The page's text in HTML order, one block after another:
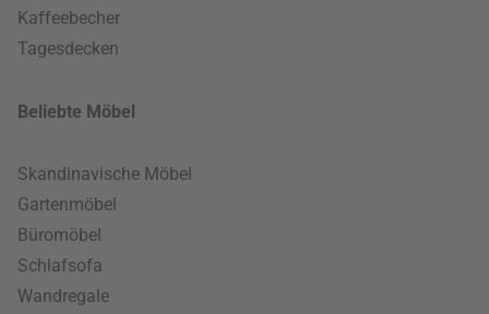
Kaffeebecher
Tagesdecken
Beliebte Möbel
Skandinavische Möbel
Gartenmöbel
Büromöbel
Schlafsofa
Wandregale